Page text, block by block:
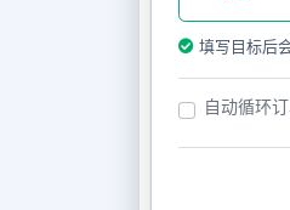
填写目标后
自动循环